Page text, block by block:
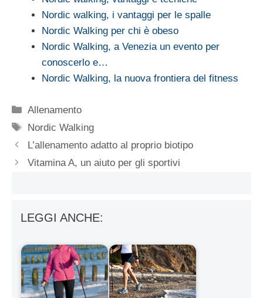
Nordic walking, i vantaggi per le spalle
Nordic Walking per chi è obeso
Nordic Walking, a Venezia un evento per
conoscerlo e…
Nordic Walking, la nuova frontiera del fitness
Categorie
Allenamento
Tag
Nordic Walking
L’allenamento adatto al proprio biotipo
Vitamina A, un aiuto per gli sportivi
LEGGI ANCHE: